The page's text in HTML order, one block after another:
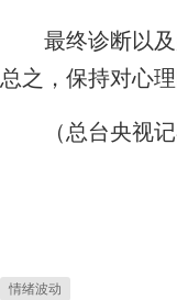
最终诊断以及
总之，保持对心
（总台央视记
情绪波动